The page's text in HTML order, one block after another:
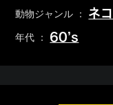
動物ジャンル ： ネコ
年代 ： 60’s